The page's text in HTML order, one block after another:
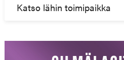
Katso lähin toimipaikka